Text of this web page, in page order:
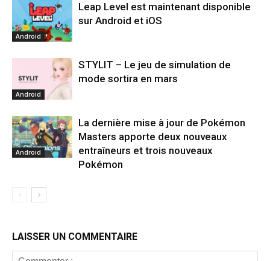
Android
Leap Level est maintenant disponible
sur Android et iOS
Android
STYLIT – Le jeu de simulation de
mode sortira en mars
Android
La dernière mise à jour de Pokémon
Masters apporte deux nouveaux
entraîneurs et trois nouveaux
Pokémon
LAISSER UN COMMENTAIRE